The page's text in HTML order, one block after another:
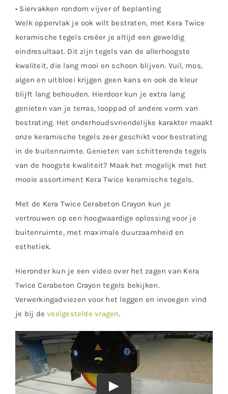
• Siervakken rondom vijver of beplanting
Welk oppervlak je ook wilt bestraten, met Kera Twice
keramische tegels creëer je altijd een geweldig
eindresultaat. Dit zijn tegels van de allerhoogste
kwaliteit, die lang mooi en schoon blijven. Vuil, mos,
algen en uitbloei krijgen geen kans en ook de kleur
blijft lang behouden. Hierdoor kun je extra lang
genieten van je terras, looppad of andere vorm van
bestrating. Het onderhoudsvriendelijke karakter maakt
onze keramische tegels zeer geschikt voor bestrating
in de buitenruimte. Genieten van schitterende tegels
van de hoogste kwaliteit? Maak het mogelijk met het
mooie assortiment Kera Twice keramische tegels.
Met de Kera Twice Cerabeton Crayon kun je
vertrouwen op een hoogwaardige oplossing voor je
buitenruimte, met maximale duurzaamheid en
esthetiek.
Hieronder kun je een video over het zagen van Kera
Twice Cerabeton Crayon tegels bekijken.
Verwerkingadviezen voor het leggen en invoegen vind
je bij deveelgestelde vragen.